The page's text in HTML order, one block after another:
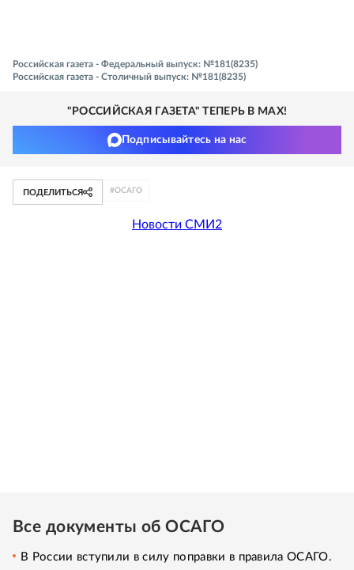
Российская газета - Федеральный выпуск: №181(8235)
Российская газета - Столичный выпуск: №181(8235)
"РОССИЙСКАЯ ГАЗЕТА" ТЕПЕРЬ В MAX!
Подписывайтесь на нас
ПОДЕЛИТЬСЯ #ОСАГО
Новости СМИ2
Все документы об ОСАГО
В России вступили в силу поправки в правила ОСАГО.